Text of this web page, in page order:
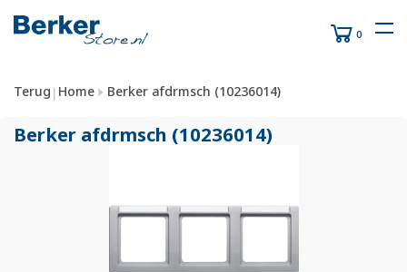
0
Terug | Home Berker afdrmsch (10236014)
Berker afdrmsch (10236014)